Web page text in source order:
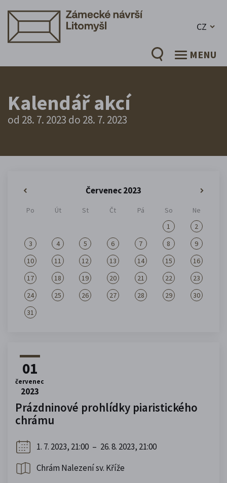
CZ
MENU
Kalendář akcí
od 28. 7. 2023 do 28. 7. 2023
Červenec 2023
Po Út St Čt Pá So
Ne
1
2
3
4 5 6 7 8
9
10
11 12 13 14 15
16
17
18 19 20 21 22
23
24
25 26 27 28 29
30
31
01
červenec
2023
Prázdninové prohlídky piaristického
chrámu
1. 7. 2023, 21:00 – 26. 8. 2023, 21:00
Chrám Nalezení sv. Kříže